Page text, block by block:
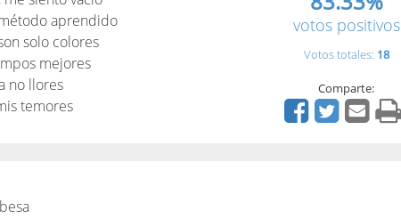
aprendido
solo colores
mejores
no llores
temores
votos positivos
Votos totales: 18
Comparte: